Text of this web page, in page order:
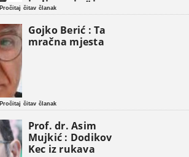
iseljavanja ” iz
Gaze
Pročitaj čitav članak
Gojko Berić : Ta
mračna mjesta
Pročitaj čitav članak
Prof. dr. Asim
Mujkić : Dodikov
Kec iz rukava